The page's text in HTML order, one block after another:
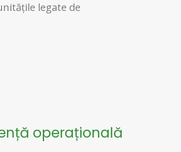
legate de
operațională